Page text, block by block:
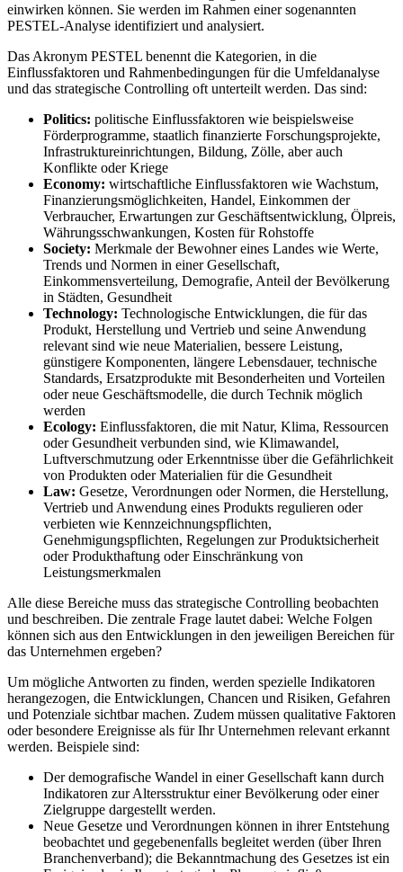
einwirken können. Sie werden im Rahmen einer sogenannten
PESTEL-Analyse identifiziert und analysiert.
Das Akronym PESTEL benennt die Kategorien, in die
Einflussfaktoren und Rahmenbedingungen für die Umfeldanalyse
und das strategische Controlling oft unterteilt werden. Das sind:
Politics: politische Einflussfaktoren wie beispielsweise
Förderprogramme, staatlich finanzierte Forschungsprojekte,
Infrastruktureinrichtungen, Bildung, Zölle, aber auch
Konflikte oder Kriege
Economy: wirtschaftliche Einflussfaktoren wie Wachstum,
Finanzierungsmöglichkeiten, Handel, Einkommen der
Verbraucher, Erwartungen zur Geschäftsentwicklung, Ölpreis,
Währungsschwankungen, Kosten für Rohstoffe
Society: Merkmale der Bewohner eines Landes wie Werte,
Trends und Normen in einer Gesellschaft,
Einkommensverteilung, Demografie, Anteil der Bevölkerung
in Städten, Gesundheit
Technology: Technologische Entwicklungen, die für das
Produkt, Herstellung und Vertrieb und seine Anwendung
relevant sind wie neue Materialien, bessere Leistung,
günstigere Komponenten, längere Lebensdauer, technische
Standards, Ersatzprodukte mit Besonderheiten und Vorteilen
oder neue Geschäftsmodelle, die durch Technik möglich
werden
Ecology: Einflussfaktoren, die mit Natur, Klima, Ressourcen
oder Gesundheit verbunden sind, wie Klimawandel,
Luftverschmutzung oder Erkenntnisse über die Gefährlichkeit
von Produkten oder Materialien für die Gesundheit
Law: Gesetze, Verordnungen oder Normen, die Herstellung,
Vertrieb und Anwendung eines Produkts regulieren oder
verbieten wie Kennzeichnungspflichten,
Genehmigungspflichten, Regelungen zur Produktsicherheit
oder Produkthaftung oder Einschränkung von
Leistungsmerkmalen
Alle diese Bereiche muss das strategische Controlling beobachten
und beschreiben. Die zentrale Frage lautet dabei: Welche Folgen
können sich aus den Entwicklungen in den jeweiligen Bereichen für
das Unternehmen ergeben?
Um mögliche Antworten zu finden, werden spezielle Indikatoren
herangezogen, die Entwicklungen, Chancen und Risiken, Gefahren
und Potenziale sichtbar machen. Zudem müssen qualitative Faktoren
oder besondere Ereignisse als für Ihr Unternehmen relevant erkannt
werden. Beispiele sind:
Der demografische Wandel in einer Gesellschaft kann durch
Indikatoren zur Altersstruktur einer Bevölkerung oder einer
Zielgruppe dargestellt werden.
Neue Gesetze und Verordnungen können in ihrer Entstehung
beobachtet und gegebenenfalls begleitet werden (über Ihren
Branchenverband); die Bekanntmachung des Gesetzes ist ein